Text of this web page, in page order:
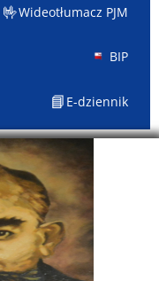
🤟Wideotłumacz PJM
BIP
📘 E-dziennik